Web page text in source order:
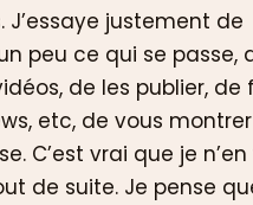
J’essaye justement de
peu ce qui se passe,
de les publier, de
etc, de vous
C’est vrai que je
de suite. Je pense